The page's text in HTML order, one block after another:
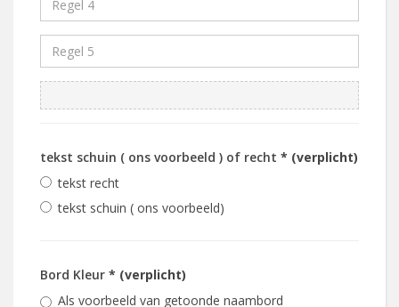
tekst schuin ( ons voorbeeld ) of recht * (verplicht)
tekst recht
tekst schuin ( ons voorbeeld)
Bord Kleur * (verplicht)
Als voorbeeld van getoonde naambord